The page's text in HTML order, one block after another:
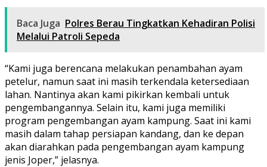
Baca Juga Polres Berau Tingkatkan Kehadiran Polisi
Melalui Patroli Sepeda
“Kami juga berencana melakukan penambahan ayam
petelur, namun saat ini masih terkendala ketersediaan
lahan. Nantinya akan kami pikirkan kembali untuk
pengembangannya. Selain itu, kami juga memiliki
program pengembangan ayam kampung. Saat ini kami
masih dalam tahap persiapan kandang, dan ke depan
akan diarahkan pada pengembangan ayam kampung
jenis Joper,” jelasnya.